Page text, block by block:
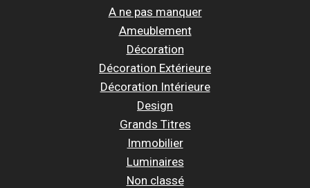
A ne pas manquer
Ameublement
Décoration
Décoration Extérieure
Décoration Intérieure
Design
Grands Titres
Immobilier
Luminaires
Non classé